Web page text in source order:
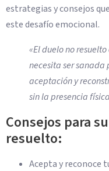
estrategias y consejos
este desafío emocional.
«El duelo no
necesita ser
aceptación y
sin la presencia
Consejos para
resuelto:
Acepta y reconoce